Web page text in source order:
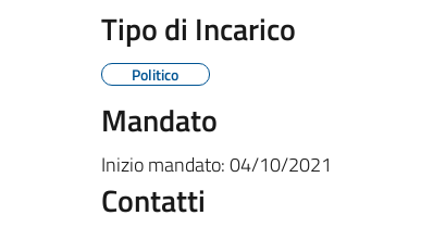
Tipo di Incarico
Politico
Mandato
Inizio mandato:04/10/2021
Contatti